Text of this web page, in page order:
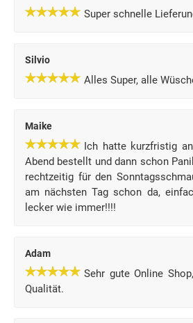
Super schnelle
Silvio
Alles Super, alle
Maike
Ich hatte kurzfristig
Abend bestellt und dann schon
rechtzeitig für den
am nächsten Tag schon da,
lecker wie immer!!!!
Adam
Sehr gute Online
Qualität.